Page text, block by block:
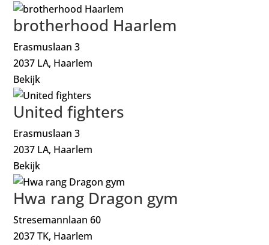
brotherhood Haarlem
Erasmuslaan 3
2037 LA, Haarlem
Bekijk
United fighters
Erasmuslaan 3
2037 LA, Haarlem
Bekijk
Hwa rang Dragon gym
Stresemannlaan 60
2037 TK, Haarlem